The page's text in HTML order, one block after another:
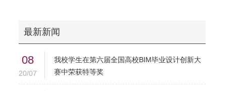
最新新闻
08
20/07
我校学生在第六届全国高校BIM毕业设计创新大
赛中荣获特等奖